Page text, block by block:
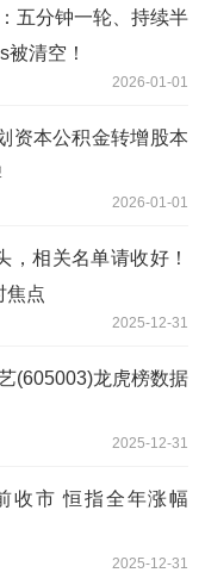
五分钟一轮、持续半
清空！
2026-01-01
资本公积金转增股本
2026-01-01
，相关名单请收好！
焦点
2025-12-31
(605003)龙虎榜数据
2025-12-31
收市 恒指全年涨幅
2025-12-31